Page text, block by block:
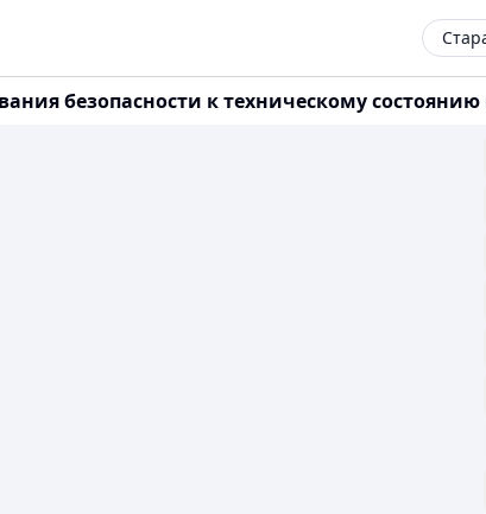
безопасности к техническому